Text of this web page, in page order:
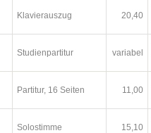
Klavierauszug 20,40
Studienpartitur variabel
Partitur, 16 Seiten 11,00
Solostimme 15,10